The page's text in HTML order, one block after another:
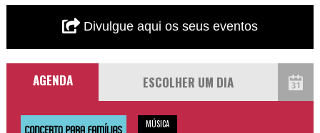
Divulgue aqui os seus eventos
AGENDA
MÚSICA